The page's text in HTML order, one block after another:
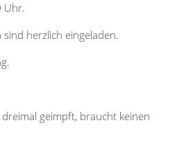
Uhr.
herzlich eingeladen.
geimpft, braucht keinen